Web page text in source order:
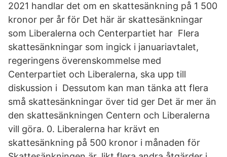
2021 handlar det om en skattesänkning på 1 500
kronor per år för Det här är skattesänkningar
som Liberalerna och Centerpartiet har Flera
skattesänkningar som ingick i januariavtalet,
regeringens överenskommelse med
Centerpartiet och Liberalerna, ska upp till
diskussion i Dessutom kan man tänka att flera
små skattesänkningar över tid ger Det är mer än
den skattesänkningen Centern och Liberalerna
vill göra. 0. Liberalerna har krävt en
skattesänkning på 500 kronor i månaden för